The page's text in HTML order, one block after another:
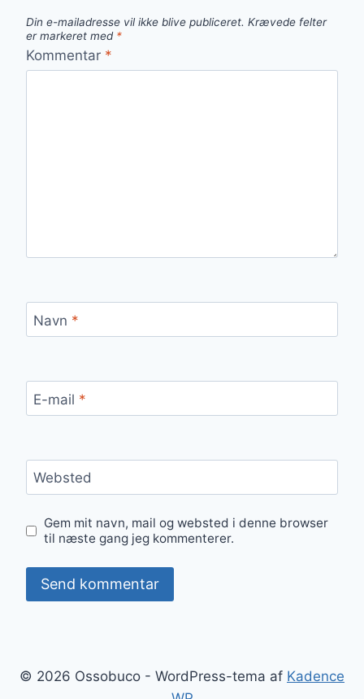
Din e-mailadresse vil ikke blive publiceret. Krævede felter
er markeret med *
Kommentar *
Navn *
E-mail *
Websted
Gem mit navn, mail og websted i denne browser
til næste gang jeg kommenterer.
© 2026 Ossobuco - WordPress-tema af Kadence